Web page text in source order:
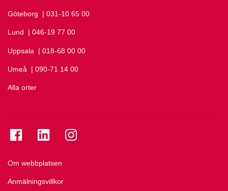
Göteborg Ring Göteborg på
| 031-10 65 00
Lund Ring Lund på
| 046-19 77 00
Uppsala Ring Uppsala på
| 018-68 00 00
Umeå Ring Umeå på
| 090-71 14 00
Alla orter
Om webbplatsen
Anmälningsvillkor
Se folkuniversitetet på Facebook
Se folkuniversitetet på LinkedIn